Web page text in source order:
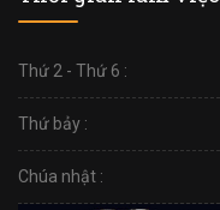
Thứ 2 - Thứ 6 :
Thứ bảy :
Chúa nhật :